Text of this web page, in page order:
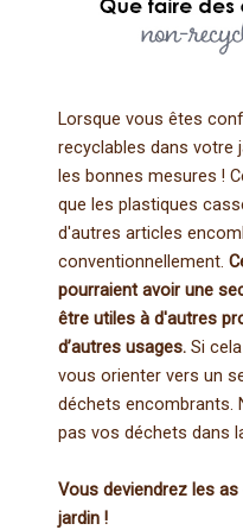
Lorsque vous êtes
recyclables dans votre
les bonnes mesures !
que les plastiques
d'autres articles
conventionnellement.
pourraient avoir une
être utiles à d'autres
d’autres usages. Si
vous orienter vers un
déchets encombrants.
pas vos déchets dans
Vous deviendrez les
jardin !